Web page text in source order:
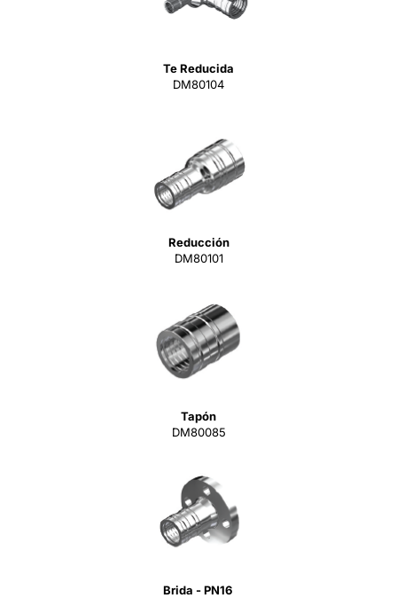
Te Reducida
DM80104
Reducción
DM80101
Tapón
DM80085
Brida - PN16